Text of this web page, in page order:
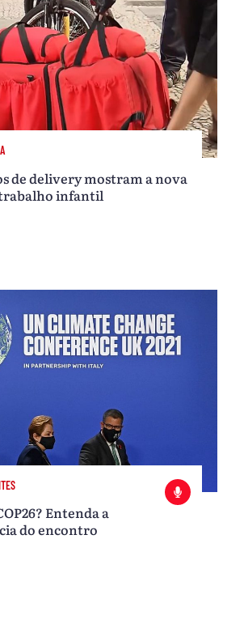
de delivery mostram a nova
infantil
Entenda a
do encontro